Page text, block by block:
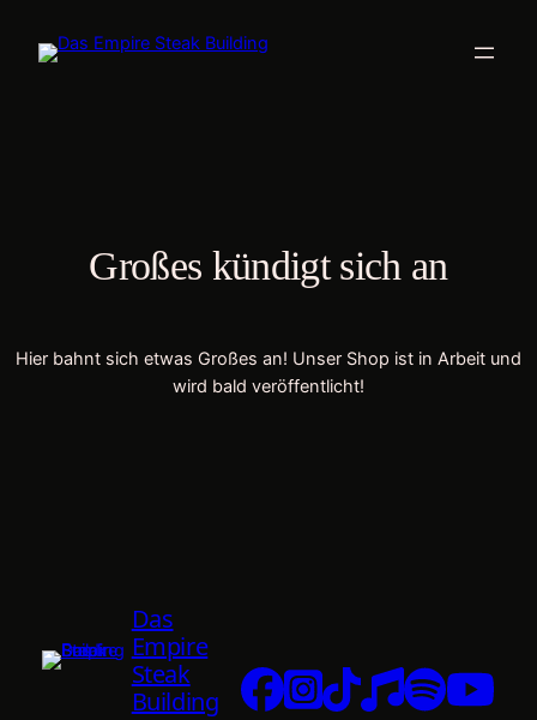
Großes kündigt sich an
Hier bahnt sich etwas Großes an! Unser Shop ist in Arbeit und
wird bald veröffentlicht!
Das
Empire
Steak
Building